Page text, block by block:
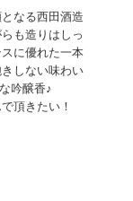
なる西田酒造
も造りはしっ
に優れた一本
しない味わい
吟醸香♪
頂きたい！